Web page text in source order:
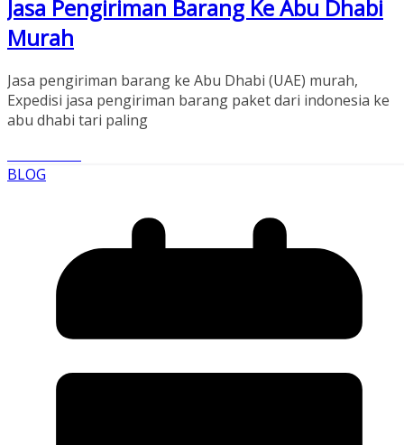
Jasa Pengiriman Barang Ke Abu Dhabi
Murah
Jasa pengiriman barang ke Abu Dhabi (UAE) murah,
Expedisi jasa pengiriman barang paket dari indonesia ke
abu dhabi tari paling
BLOG